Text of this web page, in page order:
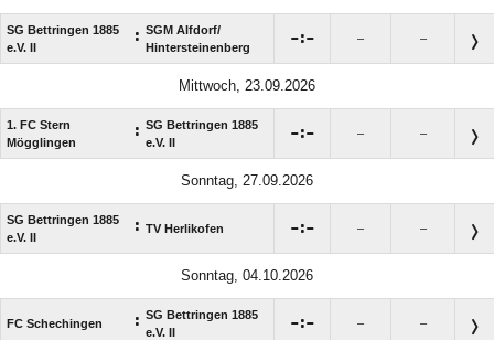
SG Bettringen 1885
e.V. II
: SGM Alfdorf/​
Hintersteinenberg
: – –
Mittwoch, 23.09.2026
1. FC Stern
Mögglingen
: SG Bettringen 1885
e.V. II
: – –
Sonntag, 27.09.2026
SG Bettringen 1885
e.V. II
: TV Herlikofen : – –
Sonntag, 04.10.2026
FC Schechingen : SG Bettringen 1885
e.V. II
: – –